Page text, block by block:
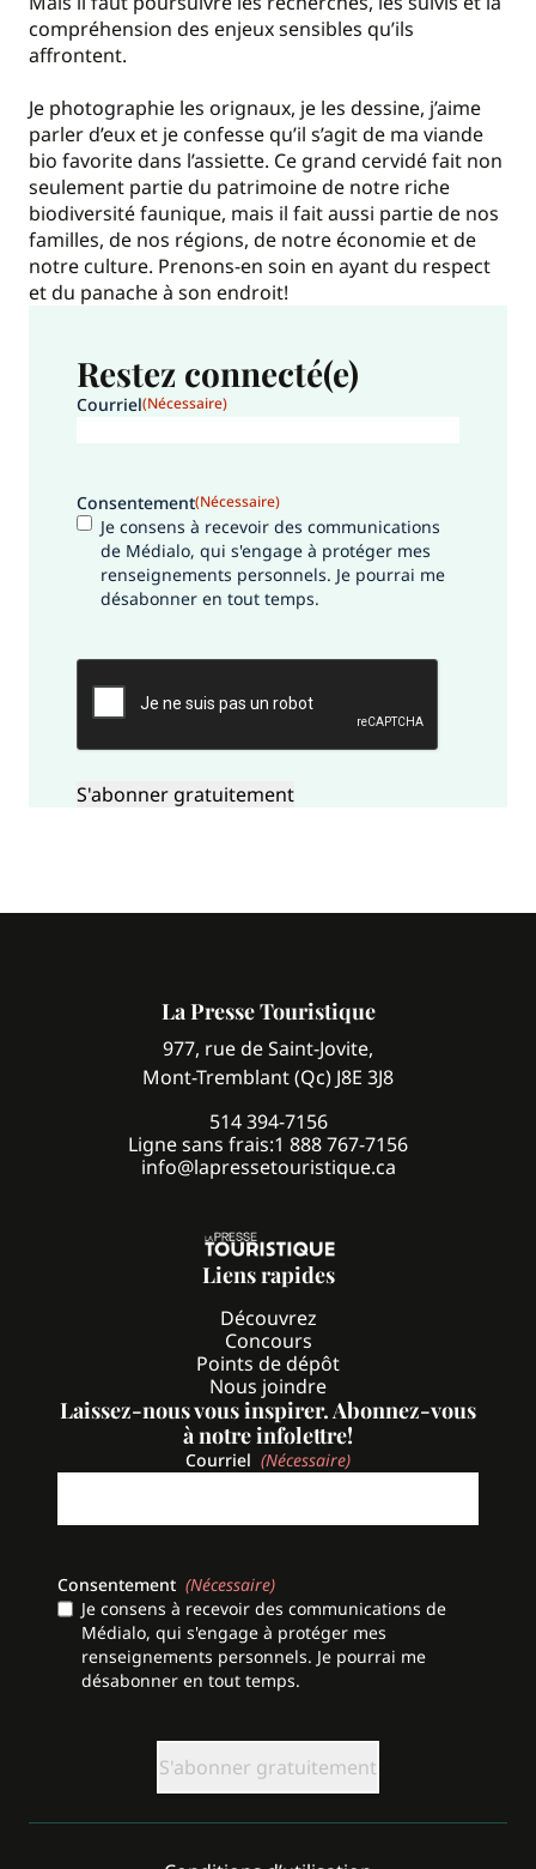
compréhension des enjeux sensibles qu’ils
affrontent.
Je photographie les orignaux, je les dessine, j’aime
parler d’eux et je confesse qu’il s’agit de ma viande
bio favorite dans l’assiette. Ce grand cervidé fait non
seulement partie du patrimoine de notre riche
biodiversité faunique, mais il fait aussi partie de nos
familles, de nos régions, de notre économie et de
notre culture. Prenons-en soin en ayant du respect
et du panache à son endroit!
Restez connecté(e)
Courriel(Nécessaire)
Consentement(Nécessaire)
Je consens à recevoir des communications
de Médialo, qui s'engage à protéger mes
renseignements personnels. Je pourrai me
désabonner en tout temps.
La Presse Touristique
977, rue de Saint-Jovite,
Mont-Tremblant (Qc) J8E 3J8
514 394-7156
Ligne sans frais:1 888 767-7156
info@lapressetouristique.ca
Liens rapides
Découvrez
Concours
Points de dépôt
Nous joindre
Laissez-nous vous inspirer. Abonnez-vous
à notre infolettre!
Courriel (Nécessaire)
Consentement (Nécessaire)
Je consens à recevoir des communications de
Médialo, qui s'engage à protéger mes
renseignements personnels. Je pourrai me
désabonner en tout temps.